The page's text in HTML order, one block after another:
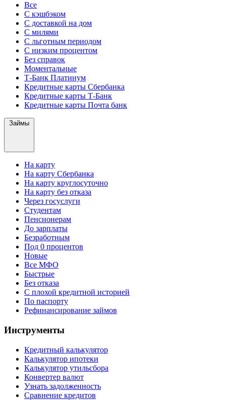
Все
С кэшбэком
С доставкой на дом
С милями
С льготным периодом
С низким процентом
Без справок
Моментальные
Т-Банк Платинум
Кредитные карты Сбербанка
Кредитные карты Т-Банк
Кредитные карты Почта банк
Займы
На карту
На карту Сбербанка
На карту круглосуточно
На карту без отказа
Через госуслуги
Студентам
Пенсионерам
До зарплаты
Безработным
Под 0 процентов
Новые
Все МФО
Быстрые
Без отказа
С плохой кредитной историей
По паспорту
Рефинансирование займов
Инструменты
Кредитный калькулятор
Калькулятор ипотеки
Калькулятор утильсбора
Конвертер валют
Узнать задолженность
Сравнение кредитов